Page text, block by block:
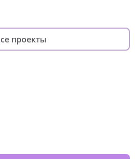
проекты